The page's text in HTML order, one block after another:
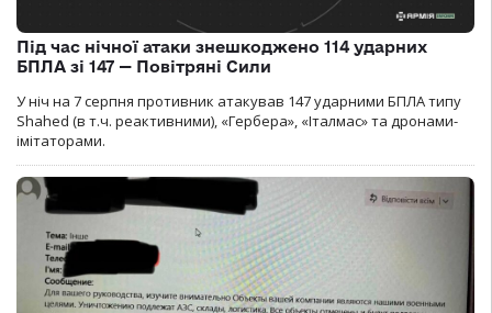
Під час нічної атаки знешкоджено 114 ударних
БПЛА зі 147 — Повітряні Сили
У ніч на 7 серпня противник атакував 147 ударними БПЛА типу
Shahed (в т.ч. реактивними), «Гербера», «Італмас» та дронами-
імітаторами.